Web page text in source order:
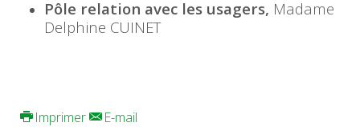
Pôle relation avec les usagers, Madame
Delphine CUINET
Imprimer E-mail